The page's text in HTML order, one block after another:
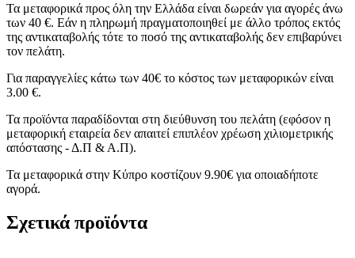
Τα μεταφορικά προς όλη την Ελλάδα είναι δωρεάν για αγορές άνω
των 40 €. Εάν η πληρωμή πραγματοποιηθεί με άλλο τρόπος εκτός
της αντικαταβολής τότε το ποσό της αντικαταβολής δεν επιβαρύνει
τον πελάτη.
Για παραγγελίες κάτω των 40€ το κόστος των μεταφορικών είναι
3.00 €.
Τα προϊόντα παραδίδονται στη διεύθυνση του πελάτη (εφόσον η
μεταφορική εταιρεία δεν απαιτεί επιπλέον χρέωση χιλιομετρικής
απόστασης - Δ.Π & Α.Π).
Τα μεταφορικά στην Κύπρο κοστίζουν 9.90€ για οποιαδήποτε
αγορά.
Σχετικά προϊόντα